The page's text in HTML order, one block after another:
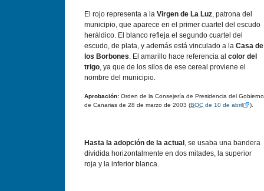
El rojo representa a la Virgen de La Luz, patrona del
municipio, que aparece en el primer cuartel del escudo
heráldico. El blanco refleja el segundo cuartel del
escudo, de plata, y además está vinculado a la Casa de
los Borbones. El amarillo hace referencia al color del
trigo, ya que de los silos de ese cereal proviene el
nombre del municipio.
Aprobación: Orden de la Consejería de Presidencia del Gobierno
de Canarias de 28 de marzo de 2003 (BOC de 10 de abril ).
Hasta la adopción de la actual , se usaba una bandera
dividida horizontalmente en dos mitades, la superior
roja y la inferior blanca.